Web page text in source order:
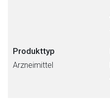
Produkttyp
Arzneimittel